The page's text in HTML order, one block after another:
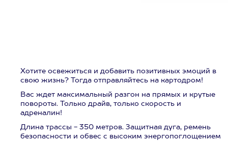
Хотите освежиться и добавить позитивных эмоций в
свою жизнь? Тогда отправляйтесь на картодром!
Вас ждет максимальный разгон на прямых и крутые
повороты. Только драйв, только скорость и
адреналин!
Длина трассы - 350 метров. Защитная дуга, ремень
безопасности и обвес с высоким энергопоглощением